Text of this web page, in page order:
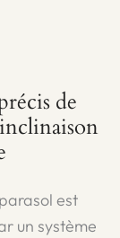
de
est
un système